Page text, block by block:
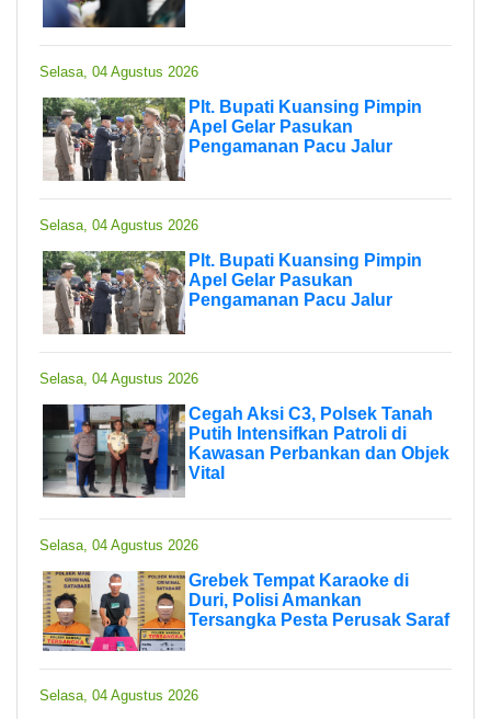
Selasa, 04 Agustus 2026
Plt. Bupati Kuansing Pimpin
Apel Gelar Pasukan
Pengamanan Pacu Jalur
Selasa, 04 Agustus 2026
Plt. Bupati Kuansing Pimpin
Apel Gelar Pasukan
Pengamanan Pacu Jalur
Selasa, 04 Agustus 2026
Cegah Aksi C3, Polsek Tanah
Putih Intensifkan Patroli di
Kawasan Perbankan dan Objek
Vital
Selasa, 04 Agustus 2026
Grebek Tempat Karaoke di
Duri, Polisi Amankan
Tersangka Pesta Perusak Saraf
Selasa, 04 Agustus 2026